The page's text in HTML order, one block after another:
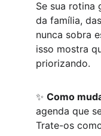
Se sua rotina
da família,
nunca sobra
isso mostra
priorizando.
✨ Como
agenda que
Trate-os